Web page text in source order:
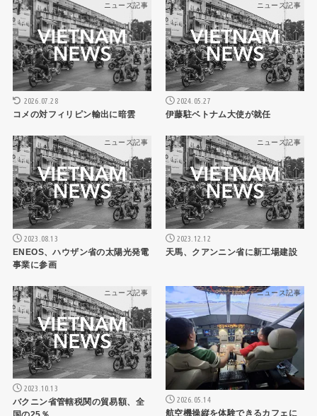
ニュース記事
2026.07.28
コメの対フィリピン輸出に暗雲
ニュース記事
2024.05.27
伊藤駐ベトナム大使が就任
ニュース記事
2023.08.13
ENEOS、ハウザン省の太陽光発電
事業に参画
ニュース記事
2023.12.12
天馬、クアンニン省に新工場建設
ニュース記事
2023.10.13
バクニン省管轄税関の貿易額、全
ニュース記事
2026.05.14
航空機操縦を体験できるカフェに